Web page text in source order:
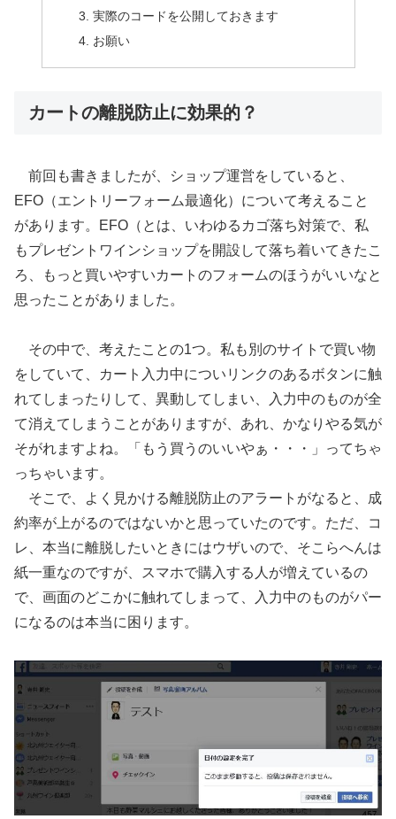
実際のコードを公開しておきます
お願い
カートの離脱防止に効果的？
前回も書きましたが、ショップ運営をしていると、
EFO（エントリーフォーム最適化）について考えること
があります。EFO（とは、いわゆるカゴ落ち対策で、私
もプレゼントワインショップを開設して落ち着いてきたこ
ろ、もっと買いやすいカートのフォームのほうがいいなと
思ったことがありました。
その中で、考えたことの1つ。私も別のサイトで買い物
をしていて、カート入力中についリンクのあるボタンに触
れてしまったりして、異動してしまい、入力中のものが全
て消えてしまうことがありますが、あれ、かなりやる気が
そがれますよね。「もう買うのいいやぁ・・・」ってちゃ
っちゃいます。
そこで、よく見かける離脱防止のアラートがなると、成
約率が上がるのではないかと思っていたのです。ただ、コ
レ、本当に離脱したいときにはウザいので、そこらへんは
紙一重なのですが、スマホで購入する人が増えているの
で、画面のどこかに触れてしまって、入力中のものがパー
になるのは本当に困ります。